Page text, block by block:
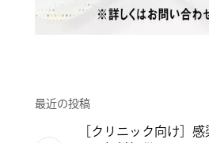
最近の投稿
［クリニック向け］